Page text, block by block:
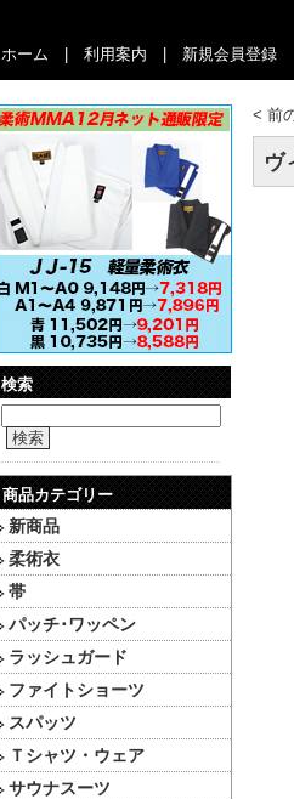
ホーム 利用案内 新規会員登録
検索
検索
商品カテゴリー
新商品
柔術衣
帯
パッチ･ワッペン
ラッシュガード
ファイトショーツ
スパッツ
Ｔシャツ・ウェア
サウナスーツ
< 前
ヴ